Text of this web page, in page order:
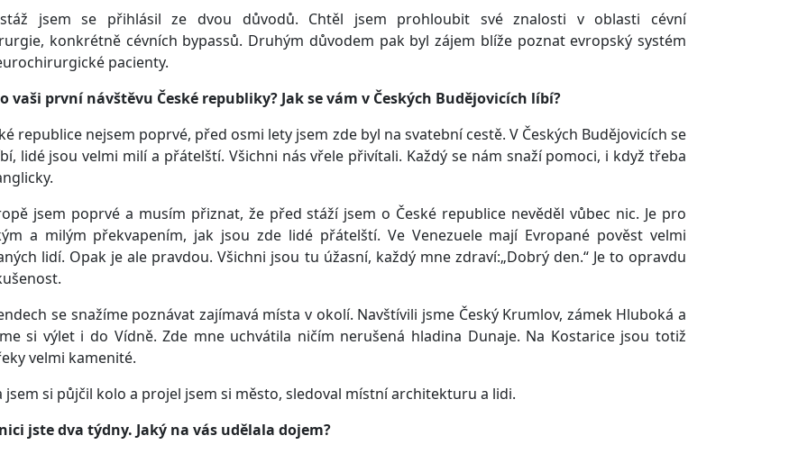
jsem se přihlásil ze dvou důvodů. Chtěl jsem prohloubit své znalosti v oblasti cévní
konkrétně cévních bypassů. Druhým důvodem pak byl zájem blíže poznat evropský systém
pacienty.
o vaši první návštěvu České republiky? Jak se vám v Českých Budějovicích líbí?
republice nejsem poprvé, před osmi lety jsem zde byl na svatební cestě. V Českých Budějovicích se
lidé jsou velmi milí a přátelští. Všichni nás vřele přivítali. Každý se nám snaží pomoci, i když třeba
jsem poprvé a musím přiznat, že před stáží jsem o České republice nevěděl vůbec nic. Je pro
a milým překvapením, jak jsou zde lidé přátelští. Ve Venezuele mají Evropané pověst velmi
lidí. Opak je ale pravdou. Všichni jsou tu úžasní, každý mne zdraví:„Dobrý den.“ Je to opravdu
se snažíme poznávat zajímavá místa v okolí. Navštívili jsme Český Krumlov, zámek Hluboká a
si výlet i do Vídně. Zde mne uchvátila ničím nerušená hladina Dunaje. Na Kostarice jsou totiž
velmi kamenité.
jsem si půjčil kolo a projel jsem si město, sledoval místní architekturu a lidi.
jste dva týdny. Jaký na vás udělala dojem?